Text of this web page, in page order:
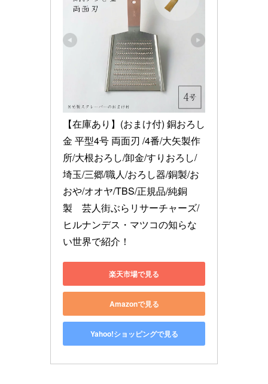
【在庫あり】(おまけ付) 銅おろし
金 平型4号 両面刃 /4番/大矢製作
所/大根おろし/卸金/すりおろし/
埼玉/三郷/職人/おろし器/銅製/お
おや/オオヤ/TBS/正規品/純銅
製　芸人街ぶらリサーチャーズ/
ヒルナンデス・マツコの知らな
い世界で紹介！
楽天市場で見る
Amazonで見る
Yahoo!ショッピングで見る